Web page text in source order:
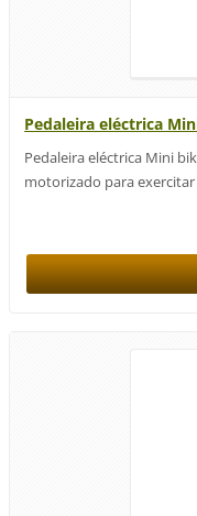
Pedaleira eléctrica
Pedaleira eléctrica Mini
motorizado para exercitar